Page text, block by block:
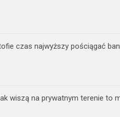
czas najwyższy pościągać
wiszą na prywatnym terenie to